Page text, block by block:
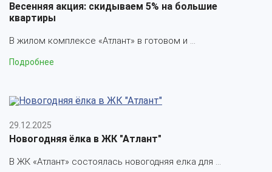
Весенняя акция: скидываем 5% на большие
квартиры
В жилом комплексе «Атлант» в готовом и ...
Подробнее
29.12.2025
Новогодняя ёлка в ЖК "Атлант"
В ЖК «Атлант» состоялась новогодняя елка для ...